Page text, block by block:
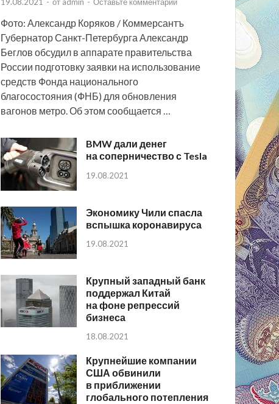
19.08.2021 - от admin - Оставьте комментарий
Фото: Александр Коряков / Коммерсантъ
Губернатор Санкт-Петербурга Александр
Беглов обсудил в аппарате правительства
России подготовку заявки на использование
средств Фонда национального
благосостояния (ФНБ) для обновления
вагонов метро. Об этом сообщается …
BMW дали денег
на соперничество с Tesla
19.08.2021
Экономику Чили спасла
вспышка коронавируса
19.08.2021
Крупный западный банк
поддержал Китай
на фоне репрессий
бизнеса
18.08.2021
Крупнейшие компании
США обвинили
в приближении
глобального потепления